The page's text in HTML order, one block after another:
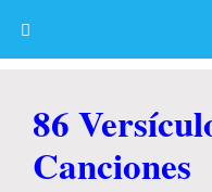
86
Canciones